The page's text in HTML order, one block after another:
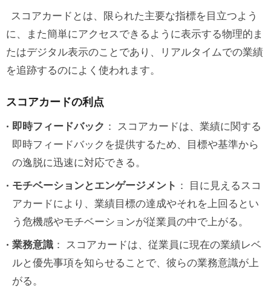
スコアカードとは、限られた主要な指標を目立つよう
に、また簡単にアクセスできるように表示する物理的ま
たはデジタル表示のことであり、リアルタイムでの業績
を追跡するのによく使われます。
スコアカードの利点
即時フィードバック ： スコアカードは、業績に関する
即時フィードバックを提供するため、目標や基準から
の逸脱に迅速に対応できる。
モチベーションとエンゲージメント ： 目に見えるスコ
アカードにより、業績目標の達成やそれを上回るとい
う危機感やモチベーションが従業員の中で上がる。
業務意識 ： スコアカードは、従業員に現在の業績レベ
ルと優先事項を知らせることで、彼らの業務意識が上
がる。